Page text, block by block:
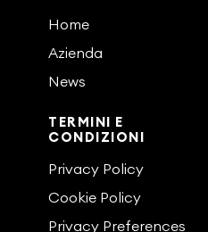
Home
Azienda
News
TERMINI E
CONDIZIONI
Privacy Policy
Cookie Policy
Privacy Preferences